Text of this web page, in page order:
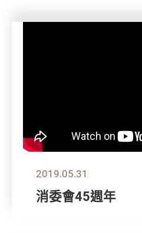
2019.05.31
消委會45週年